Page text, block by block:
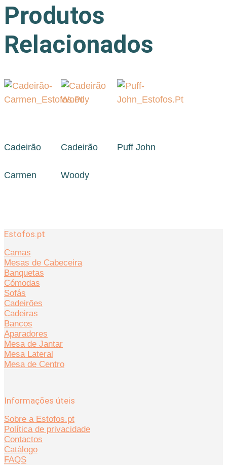
Produtos
Relacionados
Cadeirão
Carmen
Cadeirão
Woody
Puff John
Estofos.pt
Camas
Mesas de Cabeceira
Banquetas
Cómodas
Sofás
Cadeirões
Cadeiras
Bancos
Aparadores
Mesa de Jantar
Mesa Lateral
Mesa de Centro
Informações úteis
Sobre a Estofos.pt
Política de privacidade
Contactos
Catálogo
FAQS